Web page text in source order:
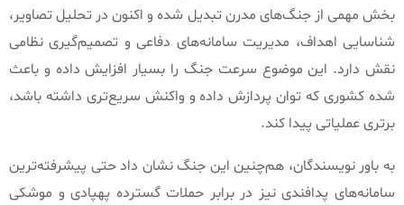
بخش مهمی از جنگ‌های مدرن تبدیل شده و اکنون در تحلیل تصاویر،
شناسایی اهداف، مدیریت سامانه‌های دفاعی و تصمیم‌گیری نظامی
نقش دارد. این موضوع سرعت جنگ را بسیار افزایش داده و باعث
شده کشوری که توان پردازش داده و واکنش سریع‌تری داشته باشد،
برتری عملیاتی پیدا کند.
به باور نویسندگان، هم‌چنین این جنگ نشان داد حتی پیشرفته‌ترین
سامانه‌های پدافندی نیز در برابر حملات گسترده پهپادی و موشکی